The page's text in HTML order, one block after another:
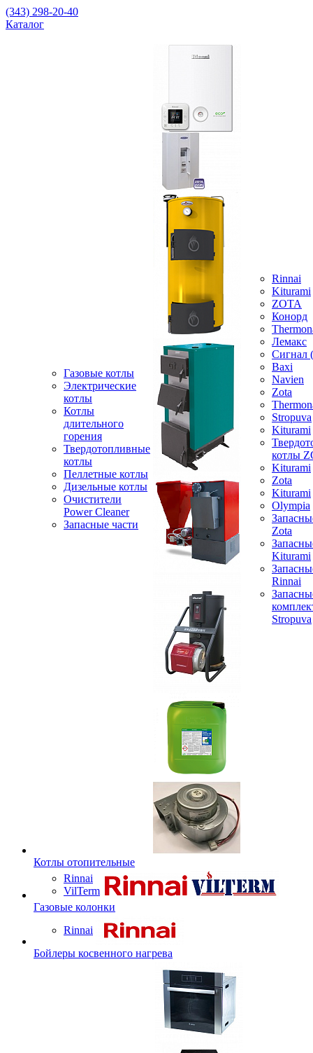
(343) 298-20-40
Каталог
Газовые котлы
Электрические
котлы
Котлы
длительного
горения
Твердотопливные
котлы
Пеллетные котлы
Дизельные котлы
Очистители
Power Cleaner
Запасные части
Rinnai
Kiturami
ZOTA
Конорд
Лемакс
Baxi
Navien
Zota
Stropuva
Kiturami
котлы
Kiturami
Zota
Kiturami
Olympia
Zota
Kiturami
Rinnai
Stropuva
Котлы отопительные
Rinnai
VilTerm
Газовые колонки
Rinnai
Бойлеры косвенного нагрева